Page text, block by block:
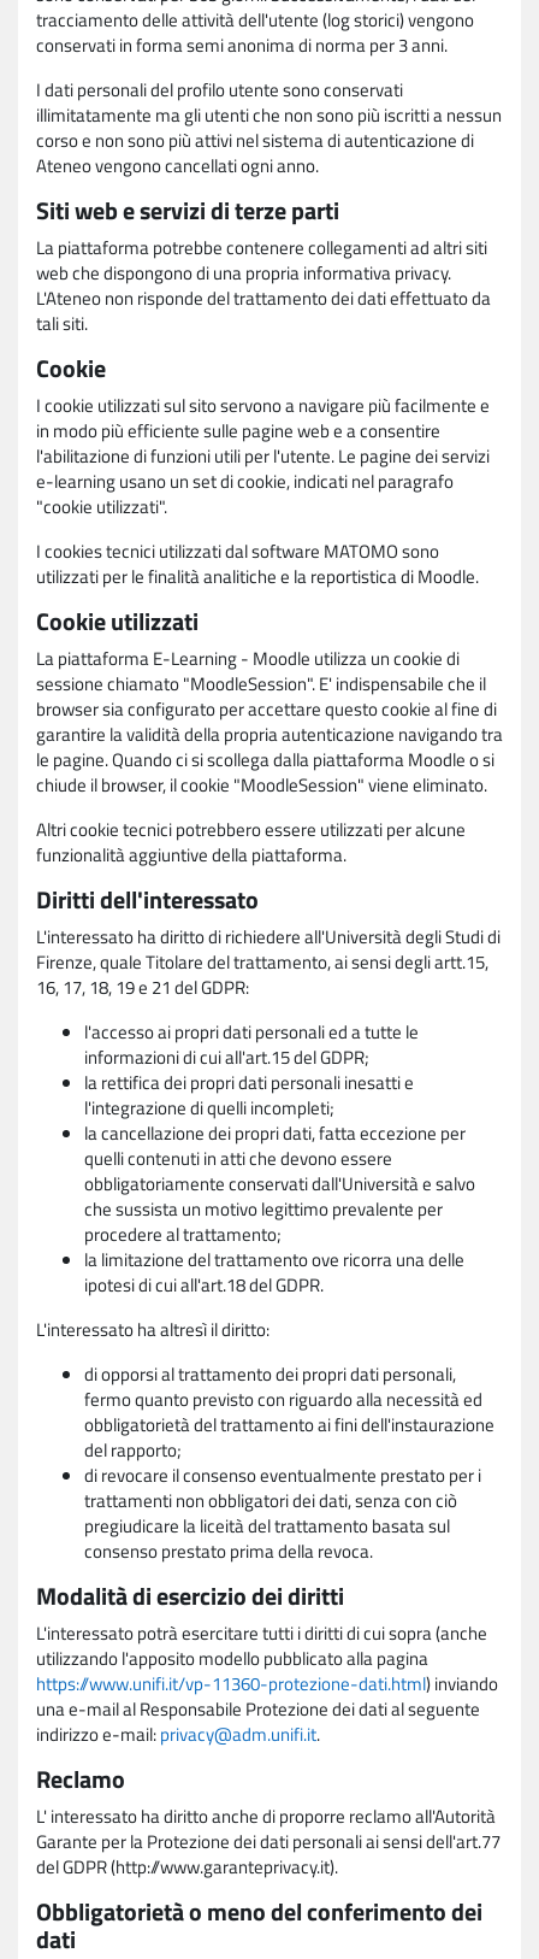
tracciamento delle attività dell'utente (log storici) vengono
conservati in forma semi anonima di norma per 3 anni.
I dati personali del profilo utente sono conservati
illimitatamente ma gli utenti che non sono più iscritti a nessun
corso e non sono più attivi nel sistema di autenticazione di
Ateneo vengono cancellati ogni anno.
Siti web e servizi di terze parti
La piattaforma potrebbe contenere collegamenti ad altri siti
web che dispongono di una propria informativa privacy.
L'Ateneo non risponde del trattamento dei dati effettuato da
tali siti.
Cookie
I cookie utilizzati sul sito servono a navigare più facilmente e
in modo più efficiente sulle pagine web e a consentire
l'abilitazione di funzioni utili per l'utente. Le pagine dei servizi
e-learning usano un set di cookie, indicati nel paragrafo
"cookie utilizzati".
I cookies tecnici utilizzati dal software MATOMO sono
utilizzati per le finalità analitiche e la reportistica di Moodle.
Cookie utilizzati
La piattaforma E-Learning - Moodle utilizza un cookie di
sessione chiamato "MoodleSession". E' indispensabile che il
browser sia configurato per accettare questo cookie al fine di
garantire la validità della propria autenticazione navigando tra
le pagine. Quando ci si scollega dalla piattaforma Moodle o si
chiude il browser, il cookie "MoodleSession" viene eliminato.
Altri cookie tecnici potrebbero essere utilizzati per alcune
funzionalità aggiuntive della piattaforma.
Diritti dell'interessato
L'interessato ha diritto di richiedere all'Università degli Studi di
Firenze, quale Titolare del trattamento, ai sensi degli artt.15,
16, 17, 18, 19 e 21 del GDPR:
l'accesso ai propri dati personali ed a tutte le
informazioni di cui all'art.15 del GDPR;
la rettifica dei propri dati personali inesatti e
l'integrazione di quelli incompleti;
la cancellazione dei propri dati, fatta eccezione per
quelli contenuti in atti che devono essere
obbligatoriamente conservati dall'Università e salvo
che sussista un motivo legittimo prevalente per
procedere al trattamento;
la limitazione del trattamento ove ricorra una delle
ipotesi di cui all'art.18 del GDPR.
L'interessato ha altresì il diritto:
di opporsi al trattamento dei propri dati personali,
fermo quanto previsto con riguardo alla necessità ed
obbligatorietà del trattamento ai fini dell'instaurazione
del rapporto;
di revocare il consenso eventualmente prestato per i
trattamenti non obbligatori dei dati, senza con ciò
pregiudicare la liceità del trattamento basata sul
consenso prestato prima della revoca.
Modalità di esercizio dei diritti
L'interessato potrà esercitare tutti i diritti di cui sopra (anche
utilizzando l'apposito modello pubblicato alla pagina
https://www.unifi.it/vp-11360-protezione-dati.html) inviando
una e-mail al Responsabile Protezione dei dati al seguente
indirizzo e-mail:privacy@adm.unifi.it.
Reclamo
L' interessato ha diritto anche di proporre reclamo all'Autorità
Garante per la Protezione dei dati personali ai sensi dell'art.77
del GDPR (http://www.garanteprivacy.it).
Obbligatorietà o meno del conferimento dei
dati